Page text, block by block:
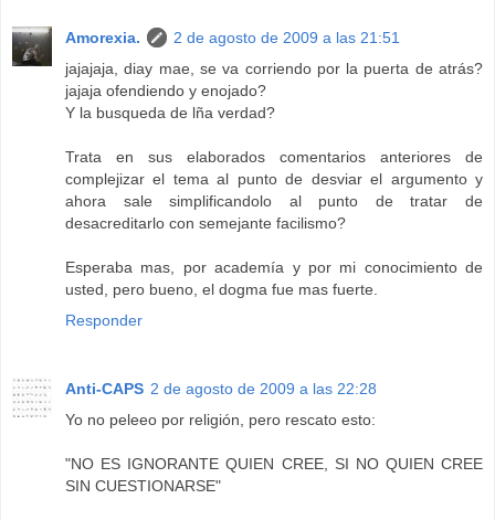
Amorexia.
2 de agosto de 2009 a las 21:51
jajajaja, diay mae, se va corriendo por la puerta de atrás?
jajaja ofendiendo y enojado?
Y la busqueda de lña verdad?
Trata en sus elaborados comentarios anteriores de
complejizar el tema al punto de desviar el argumento y
ahora sale simplificandolo al punto de tratar de
desacreditarlo con semejante facilismo?
Esperaba mas, por academía y por mi conocimiento de
usted, pero bueno, el dogma fue mas fuerte.
Responder
Anti-CAPS 2 de agosto de 2009 a las 22:28
Yo no peleeo por religión, pero rescato esto:
"NO ES IGNORANTE QUIEN CREE, SI NO QUIEN CREE
SIN CUESTIONARSE"